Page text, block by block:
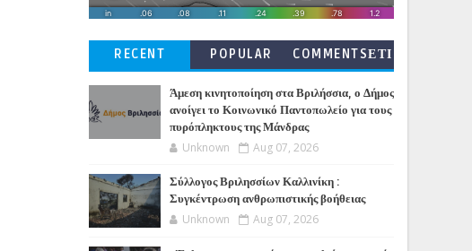
RECENT POPULAR
COMMENTSΕΤΙ
Άμεση κινητοποίηση στα Βριλήσσια, ο Δήμος
ανοίγει το Κοινωνικό Παντοπωλείο για τους
πυρόπληκτους της Μάνδρας
Unknown Aug 07, 2026
Σύλλογος Βριλησσίων Καλλινίκη :
Συγκέντρωση ανθρωπιστικής βοήθειας
Unknown Aug 07, 2026